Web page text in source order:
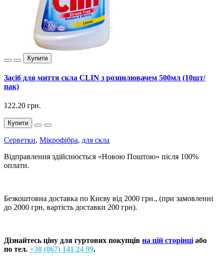
Купити
Засіб для миття скла CLIN з розпилювачем 500мл (10шт/
пак)
122.20 грн.
Купити
Серветки, Мікрофібра, для скла
Відправлення здійснюється «Новою Поштою» після 100%
оплати.
Безкоштовна доставка по Києву від 2000 грн., (при замовленні
до 2000 грн, вартість доставки 200 грн).
Дізнайтесь ціну для гуртових покупців на цій сторінці або
по тел. +38 (067) 141 24 99.